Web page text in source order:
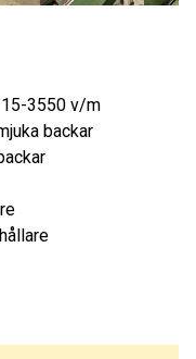
3550 v/m
backar